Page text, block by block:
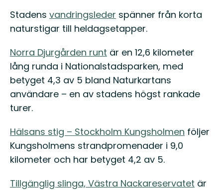
Stadens vandringsleder spänner från korta
naturstigar till heldagsetapper.
Norra Djurgården runt är en 12,6 kilometer
lång runda i Nationalstadsparken, med
betyget 4,3 av 5 bland Naturkartans
användare – en av stadens högst rankade
turer.
Hälsans stig – Stockholm Kungsholmen följer
Kungsholmens strandpromenader i 9,0
kilometer och har betyget 4,2 av 5.
Tillgänglig slinga, Västra Nackareservatet är